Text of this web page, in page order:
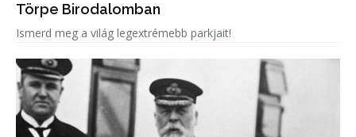
Törpe Birodalomban
Ismerd meg a világ legextrémebb parkjait!